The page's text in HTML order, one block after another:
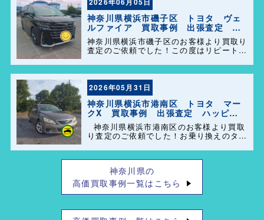
神奈川県横浜市磯子区 トヨタ ヴェ
ルファイア 買取事例 出張査定 ハ
ッピーカーズ港南店！
神奈川県横浜市磯子区のお客様より買取り
査定のご依頼でした！この度はリピートで
様のお車を迅速かつ丁寧に対応させていた
だきました。 今後ともよろしくお願いし
ます＼(^o^)／
2026年05月31日
神奈川県横浜市港南区 トヨタ マー
クX 買取事例 出張査定 ハッピー
カーズ港南店！
神奈川県横浜市港南区のお客様より買取
り査定のご依頼でした！お乗り換えのタイ
い取らせて頂きありがとうございます。今
後とも弊社の事をよろしくお願いします＼
(^o^)／神奈川県の
高価買取事例一覧はこちら